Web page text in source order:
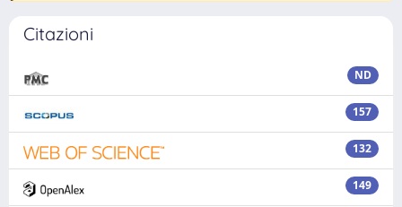
Citazioni
ND
157
132
149